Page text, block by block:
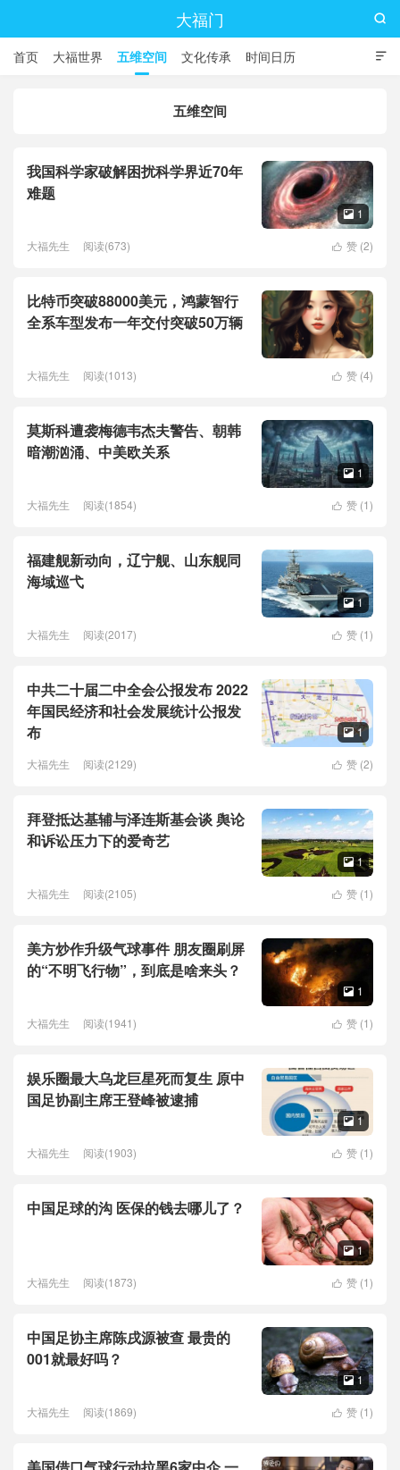
大福门

首页 大福世界 五维空间 文化传承 时间日历

五维空间
我国科学家破解困扰科学界近70年
难题
 1
 赞 (2)
大福先生 阅读(673)
比特币突破88000美元，鸿蒙智行
全系车型发布一年交付突破50万辆
 赞 (4)
大福先生 阅读(1013)
莫斯科遭袭梅德韦杰夫警告、朝韩
暗潮汹涌、中美欧关系
 1
 赞 (1)
大福先生 阅读(1854)
福建舰新动向，辽宁舰、山东舰同
海域巡弋
 1
 赞 (1)
大福先生 阅读(2017)
中共二十届二中全会公报发布 2022
年国民经济和社会发展统计公报发
布
 1
 赞 (2)
大福先生 阅读(2129)
拜登抵达基辅与泽连斯基会谈 舆论
和诉讼压力下的爱奇艺
 1
 赞 (1)
大福先生 阅读(2105)
美方炒作升级气球事件 朋友圈刷屏
的“不明飞行物”，到底是啥来头？
 1
 赞 (1)
大福先生 阅读(1941)
娱乐圈最大乌龙巨星死而复生 原中
国足协副主席王登峰被逮捕
 1
 赞 (1)
大福先生 阅读(1903)
中国足球的沟 医保的钱去哪儿了？
 1
 赞 (1)
大福先生 阅读(1873)
中国足协主席陈戌源被查 最贵的
001就最好吗？
 1
 赞 (1)
大福先生 阅读(1869)